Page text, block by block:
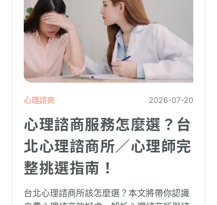
心理諮商 2026-07-20
心理諮商服務怎麼選？台
北心理諮商所／心理師完
整挑選指南！
台北心理諮商所該怎麼選？本文將帶你認識